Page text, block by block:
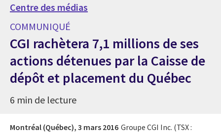
Centre des médias
COMMUNIQUÉ
CGI rachètera 7,1 millions de ses
actions détenues par la Caisse de
dépôt et placement du Québec
6 min de lecture
Montréal (Québec), 3 mars 2016 Groupe CGI Inc. (TSX :